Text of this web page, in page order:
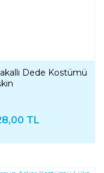
Dede Kostümü
TL